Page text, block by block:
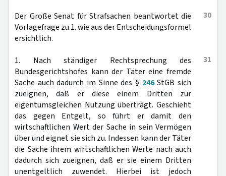
30
Der Große Senat für Strafsachen beantwortet die
Vorlagefrage zu 1. wie aus der Entscheidungsformel
ersichtlich.
31
1. Nach ständiger Rechtsprechung des
Bundesgerichtshofes kann der Täter eine fremde
Sache auch dadurch im Sinne des § 246StGB sich
zueignen, daß er diese einem Dritten zur
eigentumsgleichen Nutzung überträgt. Geschieht
das gegen Entgelt, so führt er damit den
wirtschaftlichen Wert der Sache in sein Vermögen
über und eignet sie sich zu. Indessen kann der Täter
die Sache ihrem wirtschaftlichen Werte nach auch
dadurch sich zueignen, daß er sie einem Dritten
unentgeltlich zuwendet. Hierbei ist jedoch